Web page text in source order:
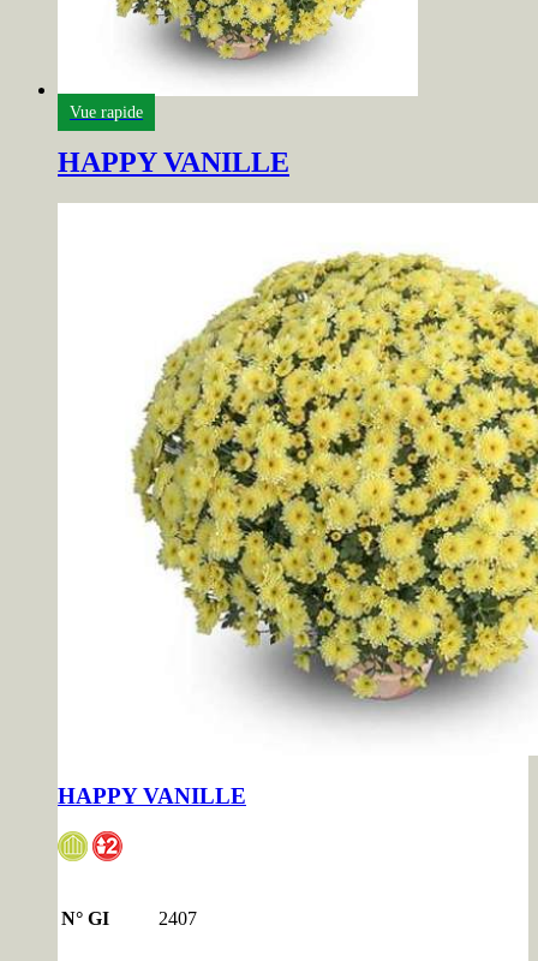
Vue rapide
HAPPY VANILLE
HAPPY VANILLE
N° GI 2407